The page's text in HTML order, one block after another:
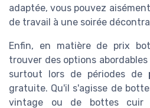
adaptée, vous pouvez
de travail à une soirée
Enfin, en matière de prix
trouver des options
surtout lors de périodes de
gratuite. Qu'il s'agisse de
vintage ou de bottes cuir